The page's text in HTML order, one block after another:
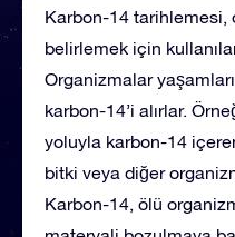
Karbon-14 tarihlemesi,
belirlemek için
Organizmalar
karbon-14’i alırlar.
yoluyla karbon-14
bitki veya diğer
Karbon-14, ölü